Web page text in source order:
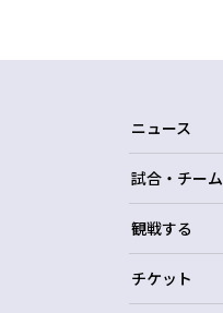
ニュース
試合・チーム
観戦する
チケット